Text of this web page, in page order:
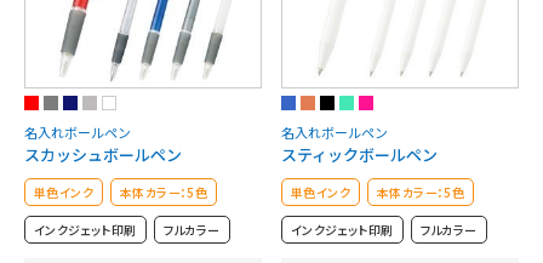
名入れボールペン
スカッシュボールペン
単色インク 本体カラー：5色
インクジェット印刷 フルカラー
名入れボールペン
スティックボールペン
単色インク 本体カラー：5色
インクジェット印刷 フルカラー